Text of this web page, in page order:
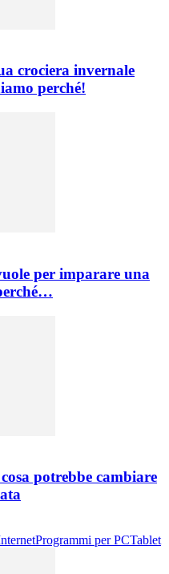
crociera invernale
perché!
per imparare una
potrebbe cambiare
Programmi per PCTablet